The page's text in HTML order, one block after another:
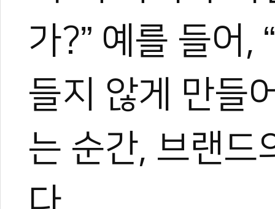
가?” 예를 들어,
들지 않게 만들
는 순간, 브랜드